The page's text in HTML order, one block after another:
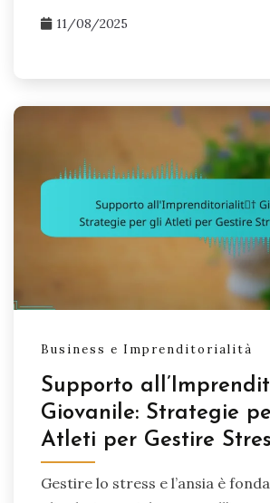
11/08/2025
Business e Imprenditorialità
Supporto
Giovanile: Strategie
Atleti per Gestire
Gestire lo stress e l’ansia è